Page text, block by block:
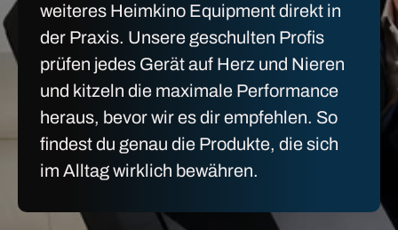
weiteres Heimkino Equipment direkt in
der Praxis. Unsere geschulten Profis
prüfen jedes Gerät auf Herz und Nieren
und kitzeln die maximale Performance
heraus, bevor wir es dir empfehlen. So
findest du genau die Produkte, die sich
im Alltag wirklich bewähren.